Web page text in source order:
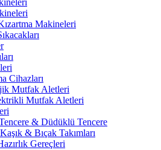
Makineleri
Cihazları
Mutfak Aletleri
Mutfak Aletleri
& Düdüklü Tencere
& Bıçak Takımları
Gereçleri